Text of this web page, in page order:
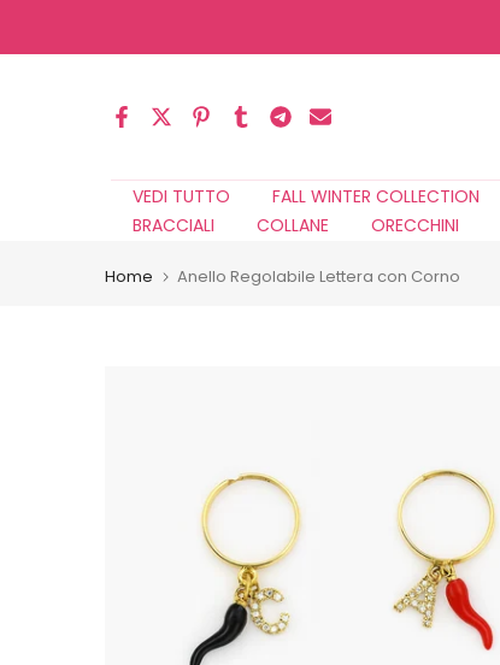
al
VEDI TUTTO FALL WINTER COLLECTION
BRACCIALI
COLLANE ORECCHINI
Home Anello Regolabile Lettera con Corno